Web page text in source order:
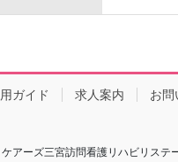
ガイド 求人案内 お問
アーズ三宮訪問看護リハビリステ